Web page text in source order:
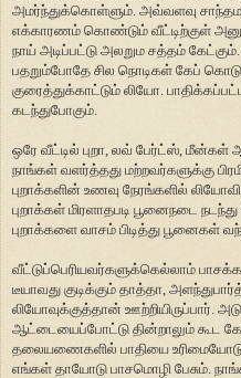
அமர்ந்துக்கொள்ளும். அவ்வளவு
எக்காரணம் கொண்டும் வீட்டிற்குள்
நாய் அடிப்பட்டு அலறும சத்தம்
பதறும்போதே சில நொடிகள் கேப்
குரைத்துக்காட்டும் லியோ.
கடந்துபோகும்.
ஒரே வீட்டில் புறா, லவ் பேர்ட்ஸ், மீன்கள்
நாங்கள் வளர்த்தது மற்றவர்களுக்கு
புறாக்களின் உணவு நேரங்களில்
புறாக்கள் மிரளாதபடி பூனைநடை
புறாக்களை வாசம் பிடித்து பூனைகள்
வீட்டுப்பெரியவர்களுக்கெல்லாம்
டீயாவது குடிக்கும் தாத்தா,
லியோவுக்குத்தான் ஊற்றியிருப்பார்.
ஆட்டையைப்போட்டு தின்றாலும் கூட
தலையணைகளில் பாதியை
எங்கள் தாயோடு பாசமொழி பேசும்.